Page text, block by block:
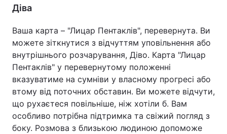
Діва
Ваша карта – "Лицар Пентаклів", перевернута. Ви
можете зіткнутися з відчуттям уповільнення або
внутрішнього розчарування, Діво. Карта "Лицар
Пентаклів" у перевернутому положенні
вказуватиме на сумніви у власному прогресі або
втому від поточних обставин. Ви можете відчути,
що рухаєтеся повільніше, ніж хотіли б. Вам
особливо потрібна підтримка та свіжий погляд з
боку. Розмова з близькою людиною допоможе